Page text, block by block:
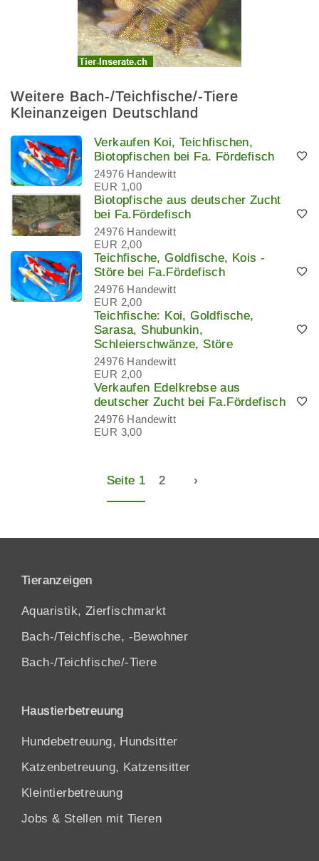
Weitere Bach-/Teichfische/-Tiere
Kleinanzeigen Deutschland
Verkaufen Koi, Teichfischen,
Biotopfischen bei Fa. Fördefisch
24976 Handewitt
EUR 1,00
Biotopfische aus deutscher Zucht
bei Fa.Fördefisch
24976 Handewitt
EUR 2,00
Teichfische, Goldfische, Kois -
Störe bei Fa.Fördefisch
24976 Handewitt
EUR 2,00
Teichfische: Koi, Goldfische,
Sarasa, Shubunkin,
Schleierschwänze, Störe
24976 Handewitt
EUR 2,00
Verkaufen Edelkrebse aus
deutscher Zucht bei Fa.Fördefisch
24976 Handewitt
EUR 3,00
Seite 1 2 ›
Tieranzeigen
Aquaristik, Zierfischmarkt
Bach-/Teichfische, -Bewohner
Bach-/Teichfische/-Tiere
Haustierbetreuung
Hundebetreuung, Hundsitter
Katzenbetreuung, Katzensitter
Kleintierbetreuung
Jobs & Stellen mit Tieren